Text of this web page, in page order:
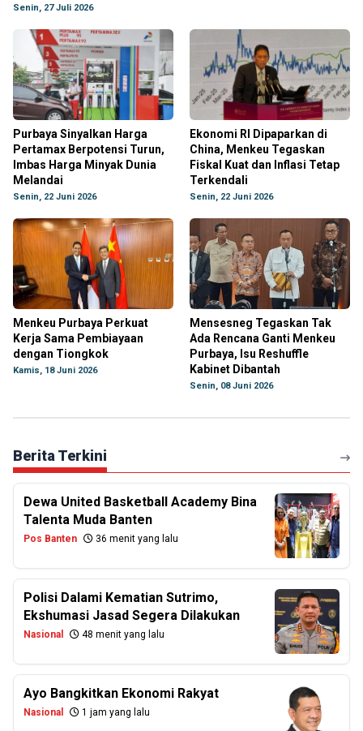
Senin, 27 Juli 2026
Purbaya Sinyalkan Harga
Pertamax Berpotensi Turun,
Imbas Harga Minyak Dunia
Melandai
Senin, 22 Juni 2026
Ekonomi RI Dipaparkan di
China, Menkeu Tegaskan
Fiskal Kuat dan Inflasi Tetap
Terkendali
Senin, 22 Juni 2026
Menkeu Purbaya Perkuat
Kerja Sama Pembiayaan
dengan Tiongkok
Kamis, 18 Juni 2026
Mensesneg Tegaskan Tak
Ada Rencana Ganti Menkeu
Purbaya, Isu Reshuffle
Kabinet Dibantah
Senin, 08 Juni 2026
Berita Terkini
Dewa United Basketball Academy Bina
Talenta Muda Banten
Pos Banten 36 menit yang lalu
Polisi Dalami Kematian Sutrimo,
Ekshumasi Jasad Segera Dilakukan
Nasional 48 menit yang lalu
Ayo Bangkitkan Ekonomi Rakyat
Nasional 1 jam yang lalu